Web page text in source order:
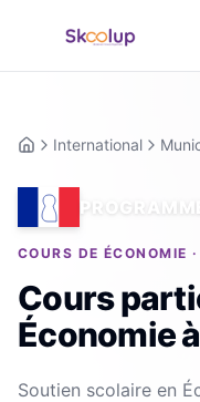
AccueilInternational
COURS DE
Cours
Économieà
Soutien scolaire en